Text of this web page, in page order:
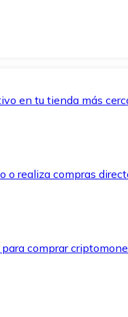
en tu tienda más
realiza compras
comprar